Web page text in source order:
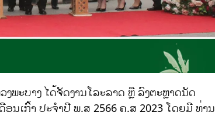
ພະບາງ ໄດ້ຈັດງານໂລະລາດ ຫຼື ລົງຕະຫຼາດນັດ
ນເກົ້າ ປະຈຳປີ ພ.ສ 2566 ຄ.ສ 2023 ໂດຍມີ ທ່ານ